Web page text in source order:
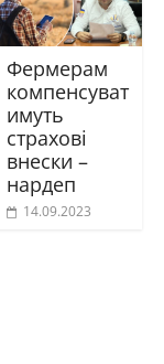
Фермерам
компенсуват
имуть
страхові
внески –
нардеп
14.09.2023